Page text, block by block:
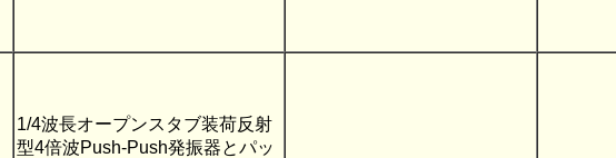
1/4波長オープンスタブ装荷反射
型4倍波Push-Push発振器とパッ